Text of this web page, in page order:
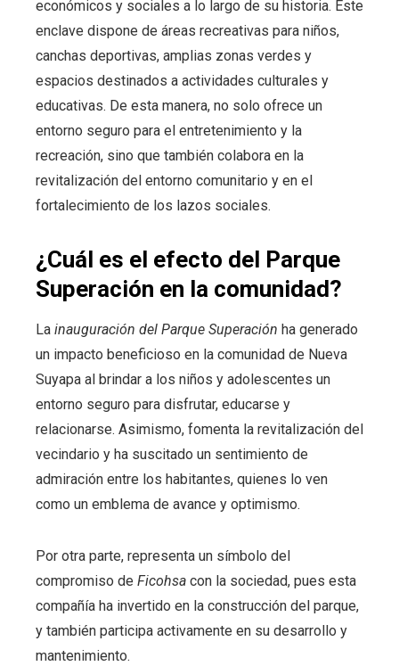
económicos y sociales a lo largo de su historia. Este
enclave dispone de áreas recreativas para niños,
canchas deportivas, amplias zonas verdes y
espacios destinados a actividades culturales y
educativas. De esta manera, no solo ofrece un
entorno seguro para el entretenimiento y la
recreación, sino que también colabora en la
revitalización del entorno comunitario y en el
fortalecimiento de los lazos sociales.
¿Cuál es el efecto del Parque
Superación en la comunidad?
La inauguración del Parque Superación ha generado
un impacto beneficioso en la comunidad de Nueva
Suyapa al brindar a los niños y adolescentes un
entorno seguro para disfrutar, educarse y
relacionarse. Asimismo, fomenta la revitalización del
vecindario y ha suscitado un sentimiento de
admiración entre los habitantes, quienes lo ven
como un emblema de avance y optimismo.
Por otra parte, representa un símbolo del
compromiso de Ficohsa con la sociedad, pues esta
compañía ha invertido en la construcción del parque,
y también participa activamente en su desarrollo y
mantenimiento.